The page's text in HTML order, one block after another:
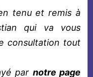
tenu et remis à
qui va vous
consultation tout
par notre page